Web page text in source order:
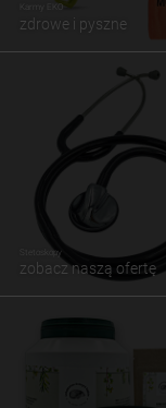
Karmy EKO
zdrowe i pyszne
Stetoskopy
zobacz naszą ofertę